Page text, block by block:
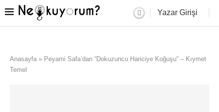
Yazar Girişi
Anasayfa » Peyami Safa’dan “Dokuzuncu Hariciye Koğuşu” – Kıymet
Temel